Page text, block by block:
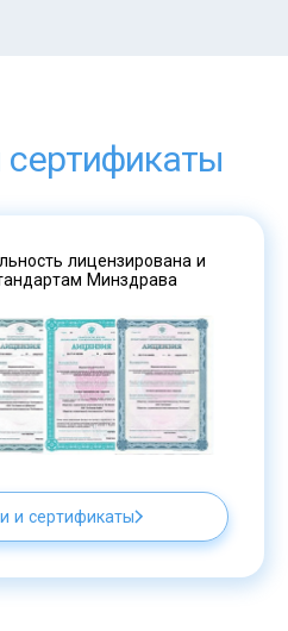
лицензирована и
Минздрава
и сертификаты